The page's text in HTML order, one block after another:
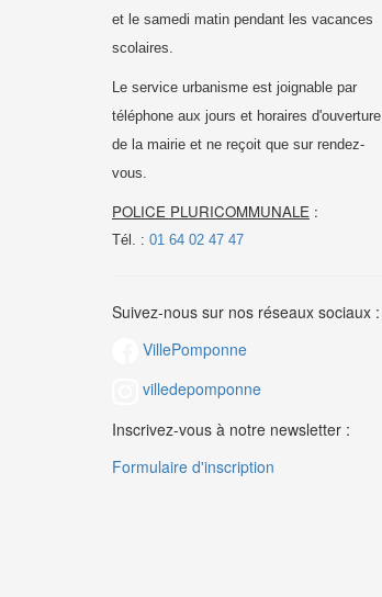
et le samedi matin pendant les vacances
scolaires.
Le service urbanisme est joignable par
téléphone aux jours et horaires d'ouverture
de la mairie et ne reçoit que sur rendez-
vous.
POLICE PLURICOMMUNALE :
Tél. : 01 64 02 47 47
Suivez-nous sur nos réseaux sociaux :
VillePomponne
villedepomponne
Inscrivez-vous à notre newsletter :
Formulaire d'inscription